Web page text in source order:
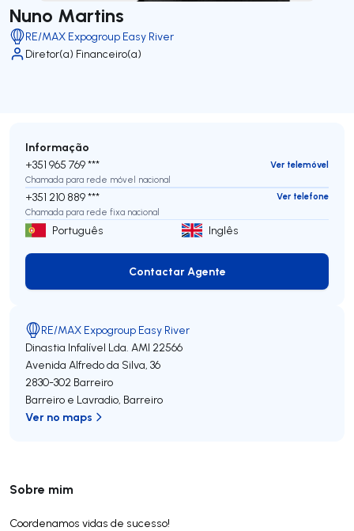
Nuno Martins
RE/MAX Expogroup Easy River
Diretor(a) Financeiro(a)
Sobre mim
Coordenamos vidas de sucesso!
Informação
+351 965 769 ***
Ver telemóvel
Chamada para rede móvel nacional
+351 210 889 ***
Ver telefone
Chamada para rede fixa nacional
Português Inglês
Contactar Agente
Contactar Agente
RE/MAX Expogroup Easy River
Dinastia Infalível Lda. AMI 22566
Avenida Alfredo da Silva, 36
2830-302 Barreiro
Barreiro e Lavradio, Barreiro
Ver no maps